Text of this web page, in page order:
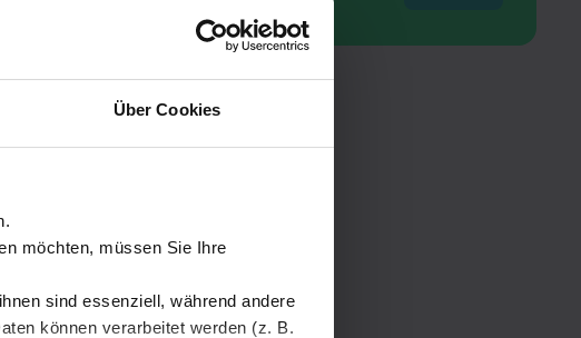
Über Cookies
möchten, müssen Sie Ihre
sind essenziell, während andere
können verarbeitet werden (z. B.